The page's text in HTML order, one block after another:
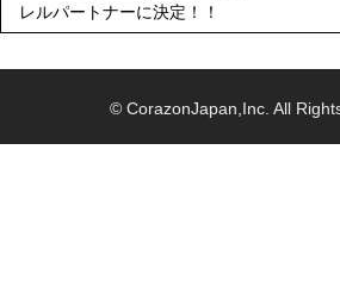
レルパートナーに決定！！
© CorazonJapan,Inc. All